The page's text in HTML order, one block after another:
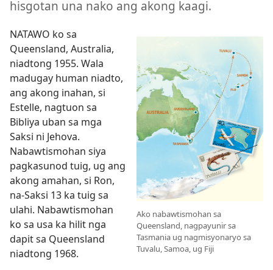
hisgotan una nako ang akong kaagi.
Ako nabawtismohan sa
Queensland, nagpayunir sa
Tasmania ug nagmisyonaryo sa
Tuvalu, Samoa, ug Fiji
NATAWO ko sa
Queensland, Australia,
niadtong 1955. Wala
madugay human niadto,
ang akong inahan, si
Estelle, nagtuon sa
Bibliya uban sa mga
Saksi ni Jehova.
Nabawtismohan siya
pagkasunod tuig, ug ang
akong amahan, si Ron,
na-Saksi 13 ka tuig sa
ulahi. Nabawtismohan
ko sa usa ka hilit nga
dapit sa Queensland
niadtong 1968.